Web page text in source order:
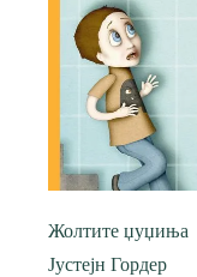
Жолтите џуџиња
Јустејн Гордер